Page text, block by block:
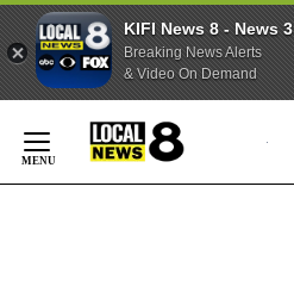
KIFI News 8 - News 3
Breaking News Alerts
& Video On Demand
Content